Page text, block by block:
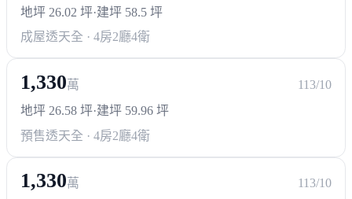
地坪 26.02 坪·建坪 58.5 坪
成屋透天全 · 4房2廳4衛
1,330萬
113/10
地坪 26.58 坪·建坪 59.96 坪
預售透天全 · 4房2廳4衛
1,330萬
113/10